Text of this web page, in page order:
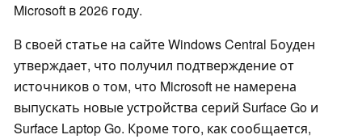
Microsoft в 2026 году.
В своей статье на сайте Windows Central Боуден
утверждает, что получил подтверждение от
источников о том, что Microsoft не намерена
выпускать новые устройства серий Surface Go и
Surface Laptop Go. Кроме того, как сообщается,